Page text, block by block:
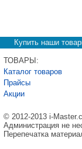
Купить наши
ТОВАРЫ:
Каталог товаров
Прайсы
Акции
© 2012-2013 i-
Администрация не
Перепечатка